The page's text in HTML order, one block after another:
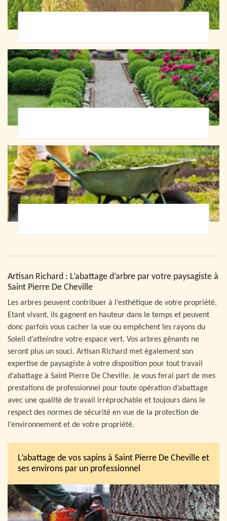
Artisan Richard : L’abattage d’arbre par votre paysagiste à
Saint Pierre De Cheville
Les arbres peuvent contribuer à l’esthétique de votre propriété.
Etant vivant, ils gagnent en hauteur dans le temps et peuvent
donc parfois vous cacher la vue ou empêchent les rayons du
Soleil d’atteindre votre espace vert. Vos arbres gênants ne
seront plus un souci. Artisan Richard met également son
expertise de paysagiste à votre disposition pour tout travail
d’abattage à Saint Pierre De Cheville. Je vous ferai part de mes
prestations de professionnel pour toute opération d’abattage
avec une qualité de travail irréprochable et toujours dans le
respect des normes de sécurité en vue de la protection de
l’environnement et de votre propriété.
L’abattage de vos sapins à Saint Pierre De Cheville et
ses environs par un professionnel